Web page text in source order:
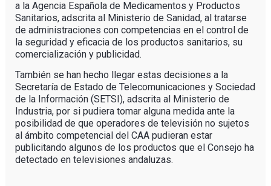
a la Agencia Española de Medicamentos y Productos
Sanitarios, adscrita al Ministerio de Sanidad, al tratarse
de administraciones con competencias en el control de
la seguridad y eficacia de los productos sanitarios, su
comercialización y publicidad.
También se han hecho llegar estas decisiones a la
Secretaría de Estado de Telecomunicaciones y Sociedad
de la Información (SETSI), adscrita al Ministerio de
Industria, por si pudiera tomar alguna medida ante la
posibilidad de que operadores de televisión no sujetos
al ámbito competencial del CAA pudieran estar
publicitando algunos de los productos que el Consejo ha
detectado en televisiones andaluzas.